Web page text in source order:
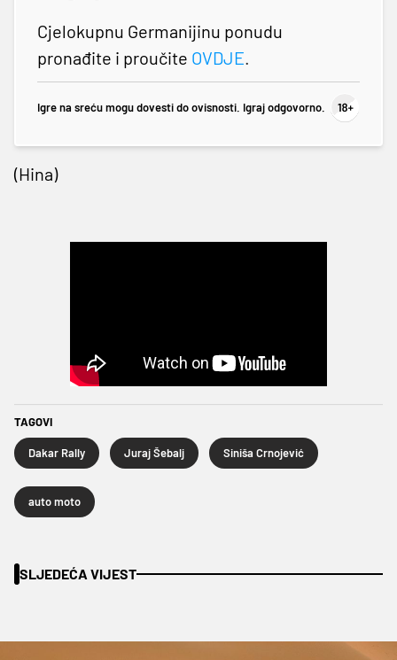
Cjelokupnu Germanijinu ponudu
pronađite i proučite OVDJE.
Igre na sreću mogu dovesti do ovisnosti. Igraj odgovorno.
(Hina)
TAGOVI
Dakar Rally Juraj Šebalj Siniša Crnojević
auto moto
SLJEDEĆA VIJEST